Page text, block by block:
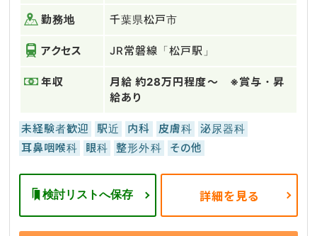
勤務地 千葉県松戸市
アクセス JR常磐線「松戸駅」
年収
月給 約28万円程度～ ※賞与・昇
給あり
未経験者歓迎 駅近 内科 皮膚科
泌尿器科
耳鼻咽喉科
眼科 整形外科 その他
検討リストへ保存 詳細を見る